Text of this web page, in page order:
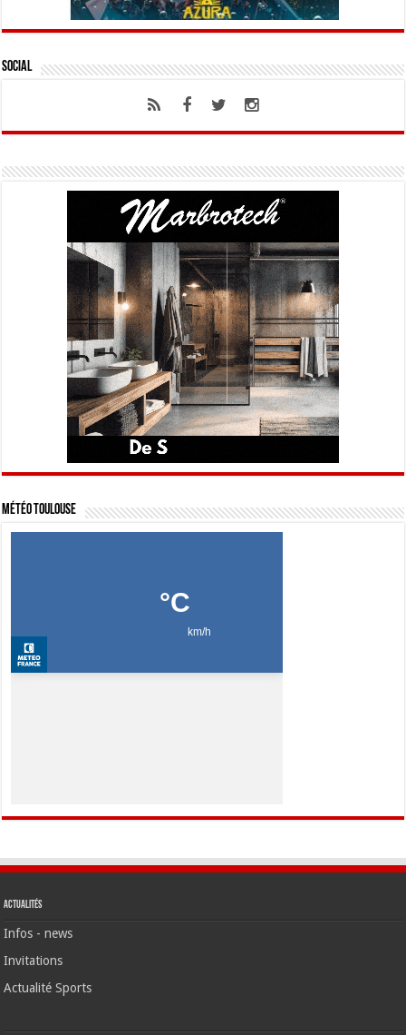
Social
Météo Toulouse
Actualités
Infos - news
Invitations
Actualité Sports